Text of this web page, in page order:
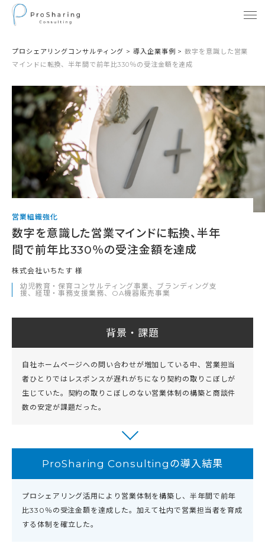
プロシェアリングコンサルティング >導入企業事例 >数字を意識した営業
マインドに転換、半年間で前年比330％の受注金額を達成
営業組織強化
数字を意識した営業マインドに転換、半年
間で前年比330％の受注金額を達成
株式会社いちたす 様
幼児教育・保育コンサルティング事業、ブランディング支
援、経理・事務支援業務、OA機器販売事業
背景・課題
自社ホームページへの問い合わせが増加している中、営業担当
者ひとりではレスポンスが遅れがちになり契約の取りこぼしが
生じていた。契約の取りこぼしのない営業体制の構築と商談件
数の安定が課題だった。
ProSharing Consultingの導入結果
プロシェアリング活用により営業体制を構築し、半年間で前年
比330％の受注金額を達成した。加えて社内で営業担当者を育成
する体制を確立した。